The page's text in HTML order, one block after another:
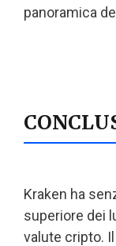
panoramica
Kraken ha
superiore dei
valute cripto.